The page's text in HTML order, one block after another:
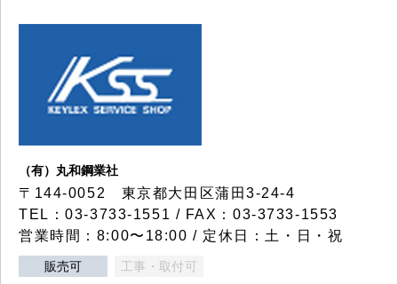
（有）丸和鋼業社
〒144-0052 東京都大田区蒲田3-24-4
TEL：03-3733-1551 / FAX：03-3733-1553
営業時間：8:00〜18:00 / 定休日：土・日・祝
販売可 工事・取付可